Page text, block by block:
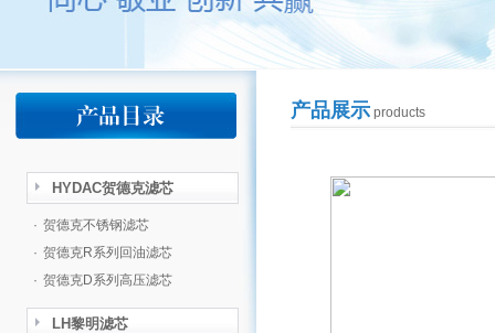
HYDAC贺德克滤芯
· 贺德克不锈钢滤芯
· 贺德克R系列回油滤芯
· 贺德克D系列高压滤芯
LH黎明滤芯
产品展示products